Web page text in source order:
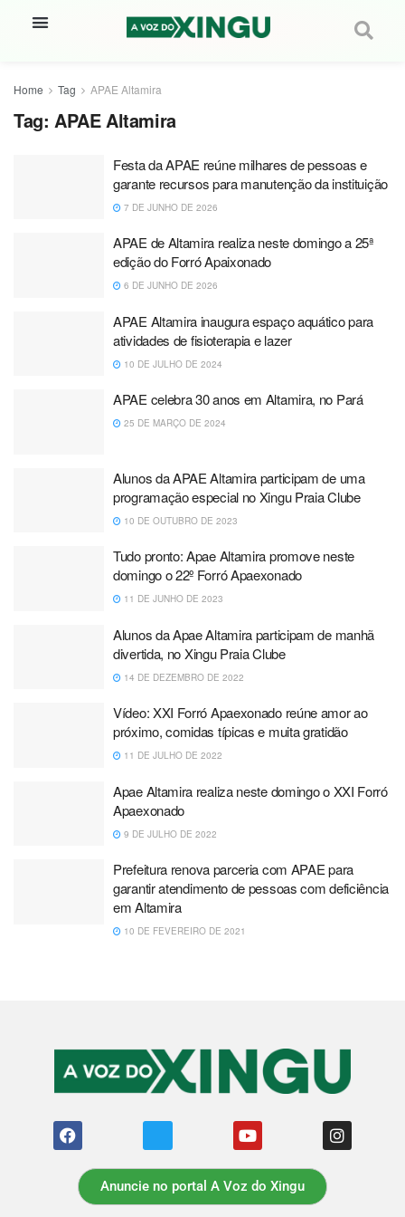
Home Tag APAE Altamira
Tag: APAE Altamira
Festa da APAE reúne milhares de pessoas e
garante recursos para manutenção da instituição
7 DE JUNHO DE 2026
APAE de Altamira realiza neste domingo a 25ª
edição do Forró Apaixonado
6 DE JUNHO DE 2026
APAE Altamira inaugura espaço aquático para
atividades de fisioterapia e lazer
10 DE JULHO DE 2024
APAE celebra 30 anos em Altamira, no Pará
25 DE MARÇO DE 2024
Alunos da APAE Altamira participam de uma
programação especial no Xingu Praia Clube
10 DE OUTUBRO DE 2023
Tudo pronto: Apae Altamira promove neste
domingo o 22º Forró Apaexonado
11 DE JUNHO DE 2023
Alunos da Apae Altamira participam de manhã
divertida, no Xingu Praia Clube
14 DE DEZEMBRO DE 2022
Vídeo: XXI Forró Apaexonado reúne amor ao
próximo, comidas típicas e muita gratidão
11 DE JULHO DE 2022
Apae Altamira realiza neste domingo o XXI Forró
Apaexonado
9 DE JULHO DE 2022
Prefeitura renova parceria com APAE para
garantir atendimento de pessoas com deficiência
em Altamira
10 DE FEVEREIRO DE 2021
Anuncie no portal A Voz do Xingu